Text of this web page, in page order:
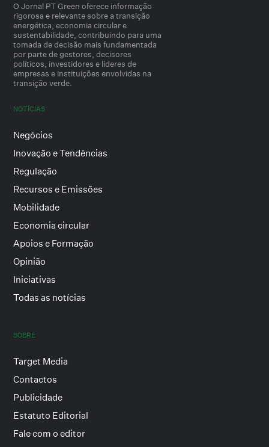
O Jornal PT Green oferece informação
rigorosa e relevante sobre a transição
energética, economia circular e
sustentabilidade, contribuindo para uma
tomada de decisão mais fundamentada
por parte de gestores, decisores
políticos, investidores e líderes de
empresas e instituições envolvidas na
transição verde.
NOTÍCIAS
Negócios
Inovação e Tendências
Regulação
Recursos e Emissões
Mobilidade
Economia circular
Apoios e Formação
Opinião
Iniciativas
Todas as notícias
SOBRE
Target Media
Contactos
Publicidade
Estatuto Editorial
Fale com o editor